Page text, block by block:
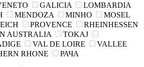
GALICIA
LOMBARDIA
MENDOZA MINHO
MOSEL
PROVENCE
RHEINHESSEN
AUSTRALIA
TOKAJ
VAL DE LOIRE
VALLEE
RHONE
РАЧА